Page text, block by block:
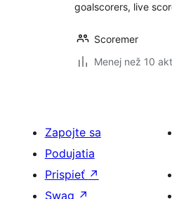
goalscorers, live
Scoremer
Menej než 10
Zapojte sa
Podujatia
Prispieť ↗
Swag ↗